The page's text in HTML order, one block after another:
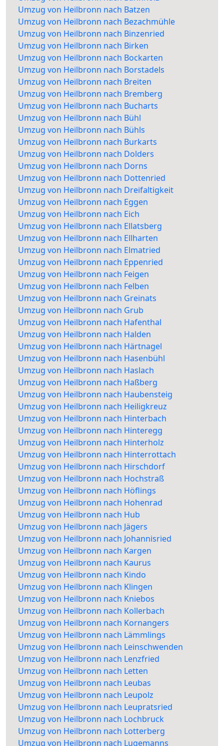
Umzug von Heilbronn nach Batzen
Umzug von Heilbronn nach Bezachmühle
Umzug von Heilbronn nach Binzenried
Umzug von Heilbronn nach Birken
Umzug von Heilbronn nach Bockarten
Umzug von Heilbronn nach Borstadels
Umzug von Heilbronn nach Breiten
Umzug von Heilbronn nach Bremberg
Umzug von Heilbronn nach Bucharts
Umzug von Heilbronn nach Bühl
Umzug von Heilbronn nach Bühls
Umzug von Heilbronn nach Burkarts
Umzug von Heilbronn nach Dolders
Umzug von Heilbronn nach Dorns
Umzug von Heilbronn nach Dottenried
Umzug von Heilbronn nach Dreifaltigkeit
Umzug von Heilbronn nach Eggen
Umzug von Heilbronn nach Eich
Umzug von Heilbronn nach Ellatsberg
Umzug von Heilbronn nach Ellharten
Umzug von Heilbronn nach Elmatried
Umzug von Heilbronn nach Eppenried
Umzug von Heilbronn nach Feigen
Umzug von Heilbronn nach Felben
Umzug von Heilbronn nach Greinats
Umzug von Heilbronn nach Grub
Umzug von Heilbronn nach Hafenthal
Umzug von Heilbronn nach Halden
Umzug von Heilbronn nach Härtnagel
Umzug von Heilbronn nach Hasenbühl
Umzug von Heilbronn nach Haslach
Umzug von Heilbronn nach Haßberg
Umzug von Heilbronn nach Haubensteig
Umzug von Heilbronn nach Heiligkreuz
Umzug von Heilbronn nach Hinterbach
Umzug von Heilbronn nach Hinteregg
Umzug von Heilbronn nach Hinterholz
Umzug von Heilbronn nach Hinterrottach
Umzug von Heilbronn nach Hirschdorf
Umzug von Heilbronn nach Hochstraß
Umzug von Heilbronn nach Höflings
Umzug von Heilbronn nach Hohenrad
Umzug von Heilbronn nach Hub
Umzug von Heilbronn nach Jägers
Umzug von Heilbronn nach Johannisried
Umzug von Heilbronn nach Kargen
Umzug von Heilbronn nach Kaurus
Umzug von Heilbronn nach Kindo
Umzug von Heilbronn nach Klingen
Umzug von Heilbronn nach Kniebos
Umzug von Heilbronn nach Kollerbach
Umzug von Heilbronn nach Kornangers
Umzug von Heilbronn nach Lämmlings
Umzug von Heilbronn nach Leinschwenden
Umzug von Heilbronn nach Lenzfried
Umzug von Heilbronn nach Letten
Umzug von Heilbronn nach Leubas
Umzug von Heilbronn nach Leupolz
Umzug von Heilbronn nach Leupratsried
Umzug von Heilbronn nach Lochbruck
Umzug von Heilbronn nach Lotterberg
Umzug von Heilbronn nach Lugemanns